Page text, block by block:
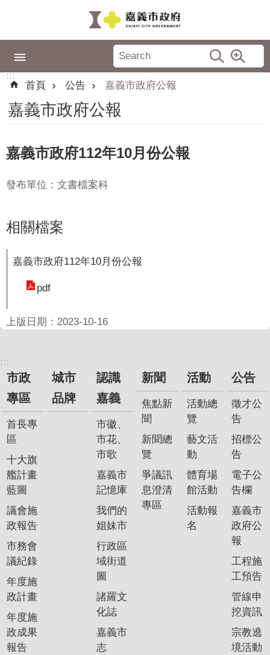
政
專
區
城
品
牌
認
嘉
義
新
機
關
網
站
民
服
務
聯
我
們
網
路
社
群
:::
首頁
公告 嘉義市政府公報
嘉義市政府公報
嘉義市政府112年10月份公報
發布單位：文書檔案科
相關檔案
嘉義市政府112年10月份公報
pdf
上版日期：2023-10-16
:::
市政
專區
首長專
區
十大旗
艦計畫
藍圖
議會施
政報告
市務會
議紀錄
年度施
政計畫
年度施
政成果
報告
城市
品牌
認識
嘉義
市徽、
市花、
市歌
嘉義市
記憶庫
我們的
姐妹市
行政區
域街道
圖
諸羅文
化誌
嘉義市
志
新聞
焦點新
聞
新聞總
覽
爭議訊
息澄清
專區
活動
活動總
覽
藝文活
動
體育場
館活動
活動報
名
公告
徵才公
告
招標公
告
電子公
告欄
嘉義市
政府公
報
工程施
工預告
管線申
挖資訊
宗教遶
境活動